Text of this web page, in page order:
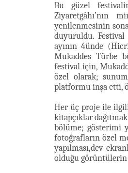
Bu güzel
Ziyaretgâhı’nın
yenilenmesinin
duyuruldu. Festival
ayının 4ünde
Mukaddes Türbe
festival için,
özel olarak;
platformu inşa etti,
Her üç proje ile
kitapçıklar
bölüme; gösterimi
fotoğrafların özel
yapılması,dev
olduğu görüntülerin